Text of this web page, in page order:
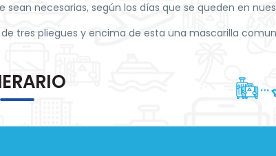
necesarias, según los días que se queden en
tres pliegues y encima de esta una mascarilla